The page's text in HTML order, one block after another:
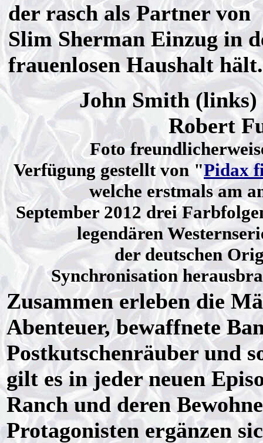
der rasch als Partner von
Slim Sherman Einzug in
frauenlosen Haushalt hält.
John Smith (links)
Robert
Foto
Verfügung gestellt von "Pidax
welche erstmals am
September 2012 drei
legendären
der deutschen
Synchronisation
Zusammen erleben die
Abenteuer, bewaffnete
Postkutschenräuber und
gilt es in jeder neuen
Ranch und deren
Protagonisten ergänzen